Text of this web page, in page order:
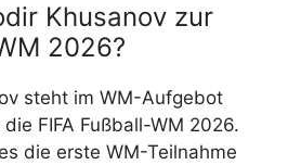
Khusanov zur
2026?
steht im WM-Aufgebot
FIFA Fußball-WM 2026.
die erste WM-Teilnahme